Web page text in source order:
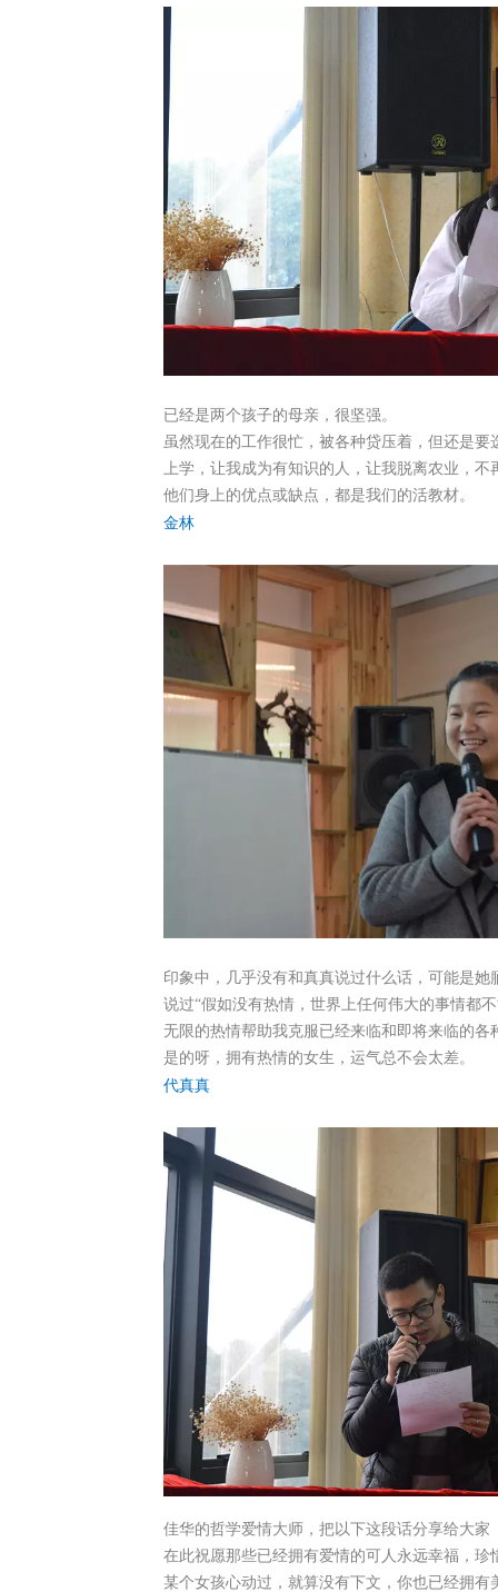
已经是两个孩子的母亲，很坚强。
虽然现在的工作很忙，被各种贷压着，但还是
上学，让我成为有知识的人，让我脱离农业，
他们身上的优点或缺点，都是我们的活教材。
金林
印象中，几乎没有和真真说过什么话，可能是
说过“假如没有热情，世界上任何伟大的事情都
无限的热情帮助我克服已经来临和即将来临的各
是的呀，拥有热情的女生，运气总不会太差。
代真真
佳华的哲学爱情大师，把以下这段话分享给大家
在此祝愿那些已经拥有爱情的可人永远幸福，
某个女孩心动过，就算没有下文，你也已经拥